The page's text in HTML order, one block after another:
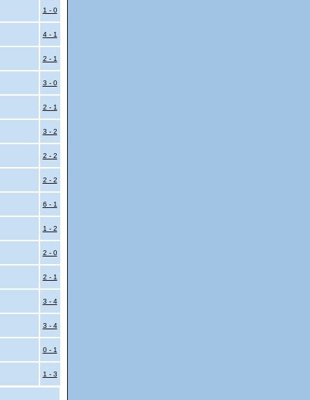
1 - 0
4 - 1
2 - 1
3 - 0
2 - 1
3 - 2
2 - 2
2 - 2
6 - 1
1 - 2
2 - 0
2 - 1
3 - 4
3 - 4
0 - 1
1 - 3